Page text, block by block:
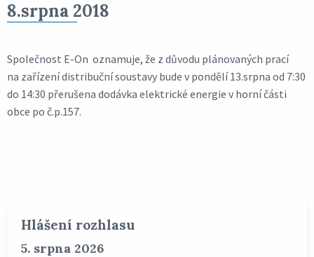
8.srpna 2018
Společnost E-On oznamuje, že z důvodu plánovaných prací
na zařízení distribuční soustavy bude v pondělí 13.srpna od 7:30
do 14:30 přerušena dodávka elektrické energie v horní části
obce po č.p.157.
Hlášení rozhlasu
5. srpna 2026